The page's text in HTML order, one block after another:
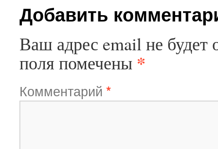
Добавить
Ваш адрес email не будет
поля помечены *
Комментарий *